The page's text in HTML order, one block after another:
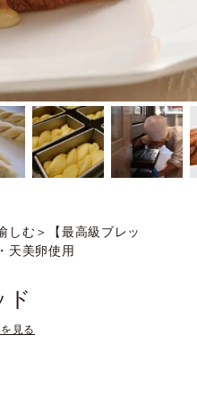
しむ＞【最高級ブレッ
天美卵使用
ド
見る